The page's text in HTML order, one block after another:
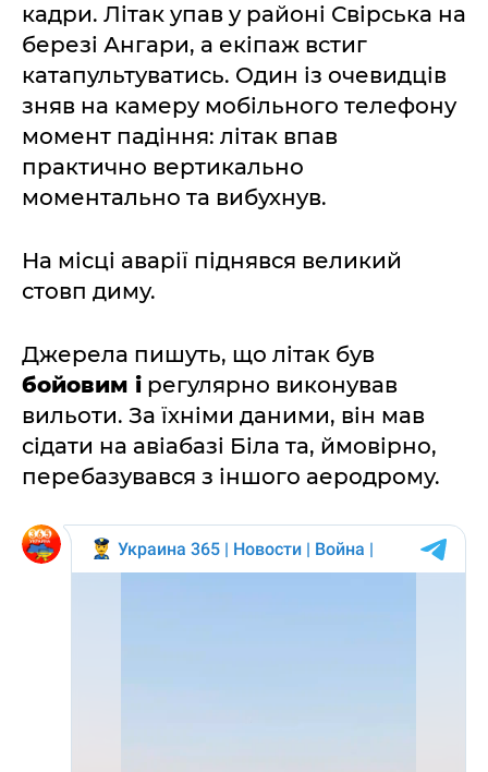
кадри. Літак упав у районі Свірська на
березі Ангари, а екіпаж встиг
катапультуватись. Один із очевидців
зняв на камеру мобільного телефону
момент падіння: літак впав
практично вертикально
моментально та вибухнув.
На місці аварії піднявся великий
стовп диму.
Джерела пишуть, що літак був
бойовим і регулярно виконував
вильоти. За їхніми даними, він мав
сідати на авіабазі Біла та, ймовірно,
перебазувався з іншого аеродрому.